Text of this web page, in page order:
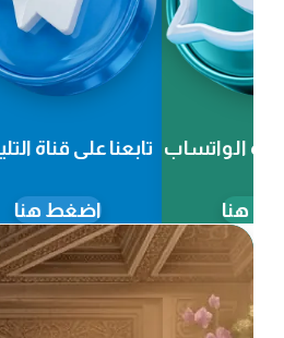
تابعنا على قناة التليجرام
اضغط هنا
الواتساب